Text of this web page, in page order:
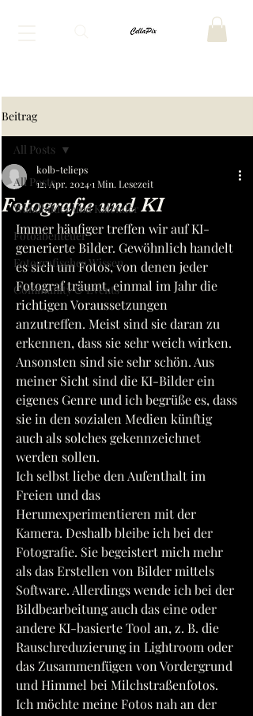
Beitrag
All Posts
Wandbilder und Kalender
Fotoabenteuer
Fotografisches Wissen
Community & Events
All Posts
Fotografie und KI
kolb-telieps
12. Apr. 20241 Min. Lesezeit
Immer häufiger treffen wir auf KI-
generierte Bilder. Gewöhnlich handelt
es sich um Fotos, von denen jeder
Fotograf träumt, einmal im Jahr die
richtigen Voraussetzungen
anzutreffen. Meist sind sie daran zu
erkennen, dass sie sehr weich wirken.
Ansonsten sind sie sehr schön. Aus
meiner Sicht sind die KI-Bilder ein
eigenes Genre und ich begrüße es, dass
sie in den sozialen Medien künftig
auch als solches gekennzeichnet
werden sollen.
Ich selbst liebe den Aufenthalt im
Freien und das
Herumexperimentieren mit der
Kamera. Deshalb bleibe ich bei der
Fotografie. Sie begeistert mich mehr
als das Erstellen von Bilder mittels
Software. Allerdings wende ich bei der
Bildbearbeitung auch das eine oder
andere KI-basierte Tool an, z. B. die
Rauschreduzierung in Lightroom oder
das Zusammenfügen von Vordergrund
und Himmel bei Milchstraßenfotos.
Ich möchte meine Fotos nah an der